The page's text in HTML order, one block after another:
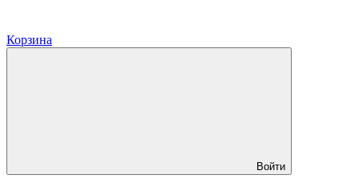
Корзина
Войти